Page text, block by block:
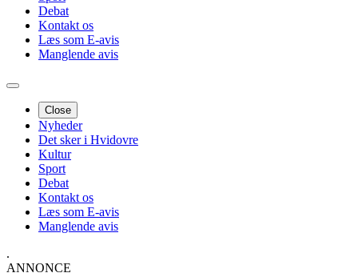
Debat
Kontakt os
Læs som E-avis
Manglende avis
Close
Nyheder
Det sker i Hvidovre
Kultur
Sport
Debat
Kontakt os
Læs som E-avis
Manglende avis
.
ANNONCE